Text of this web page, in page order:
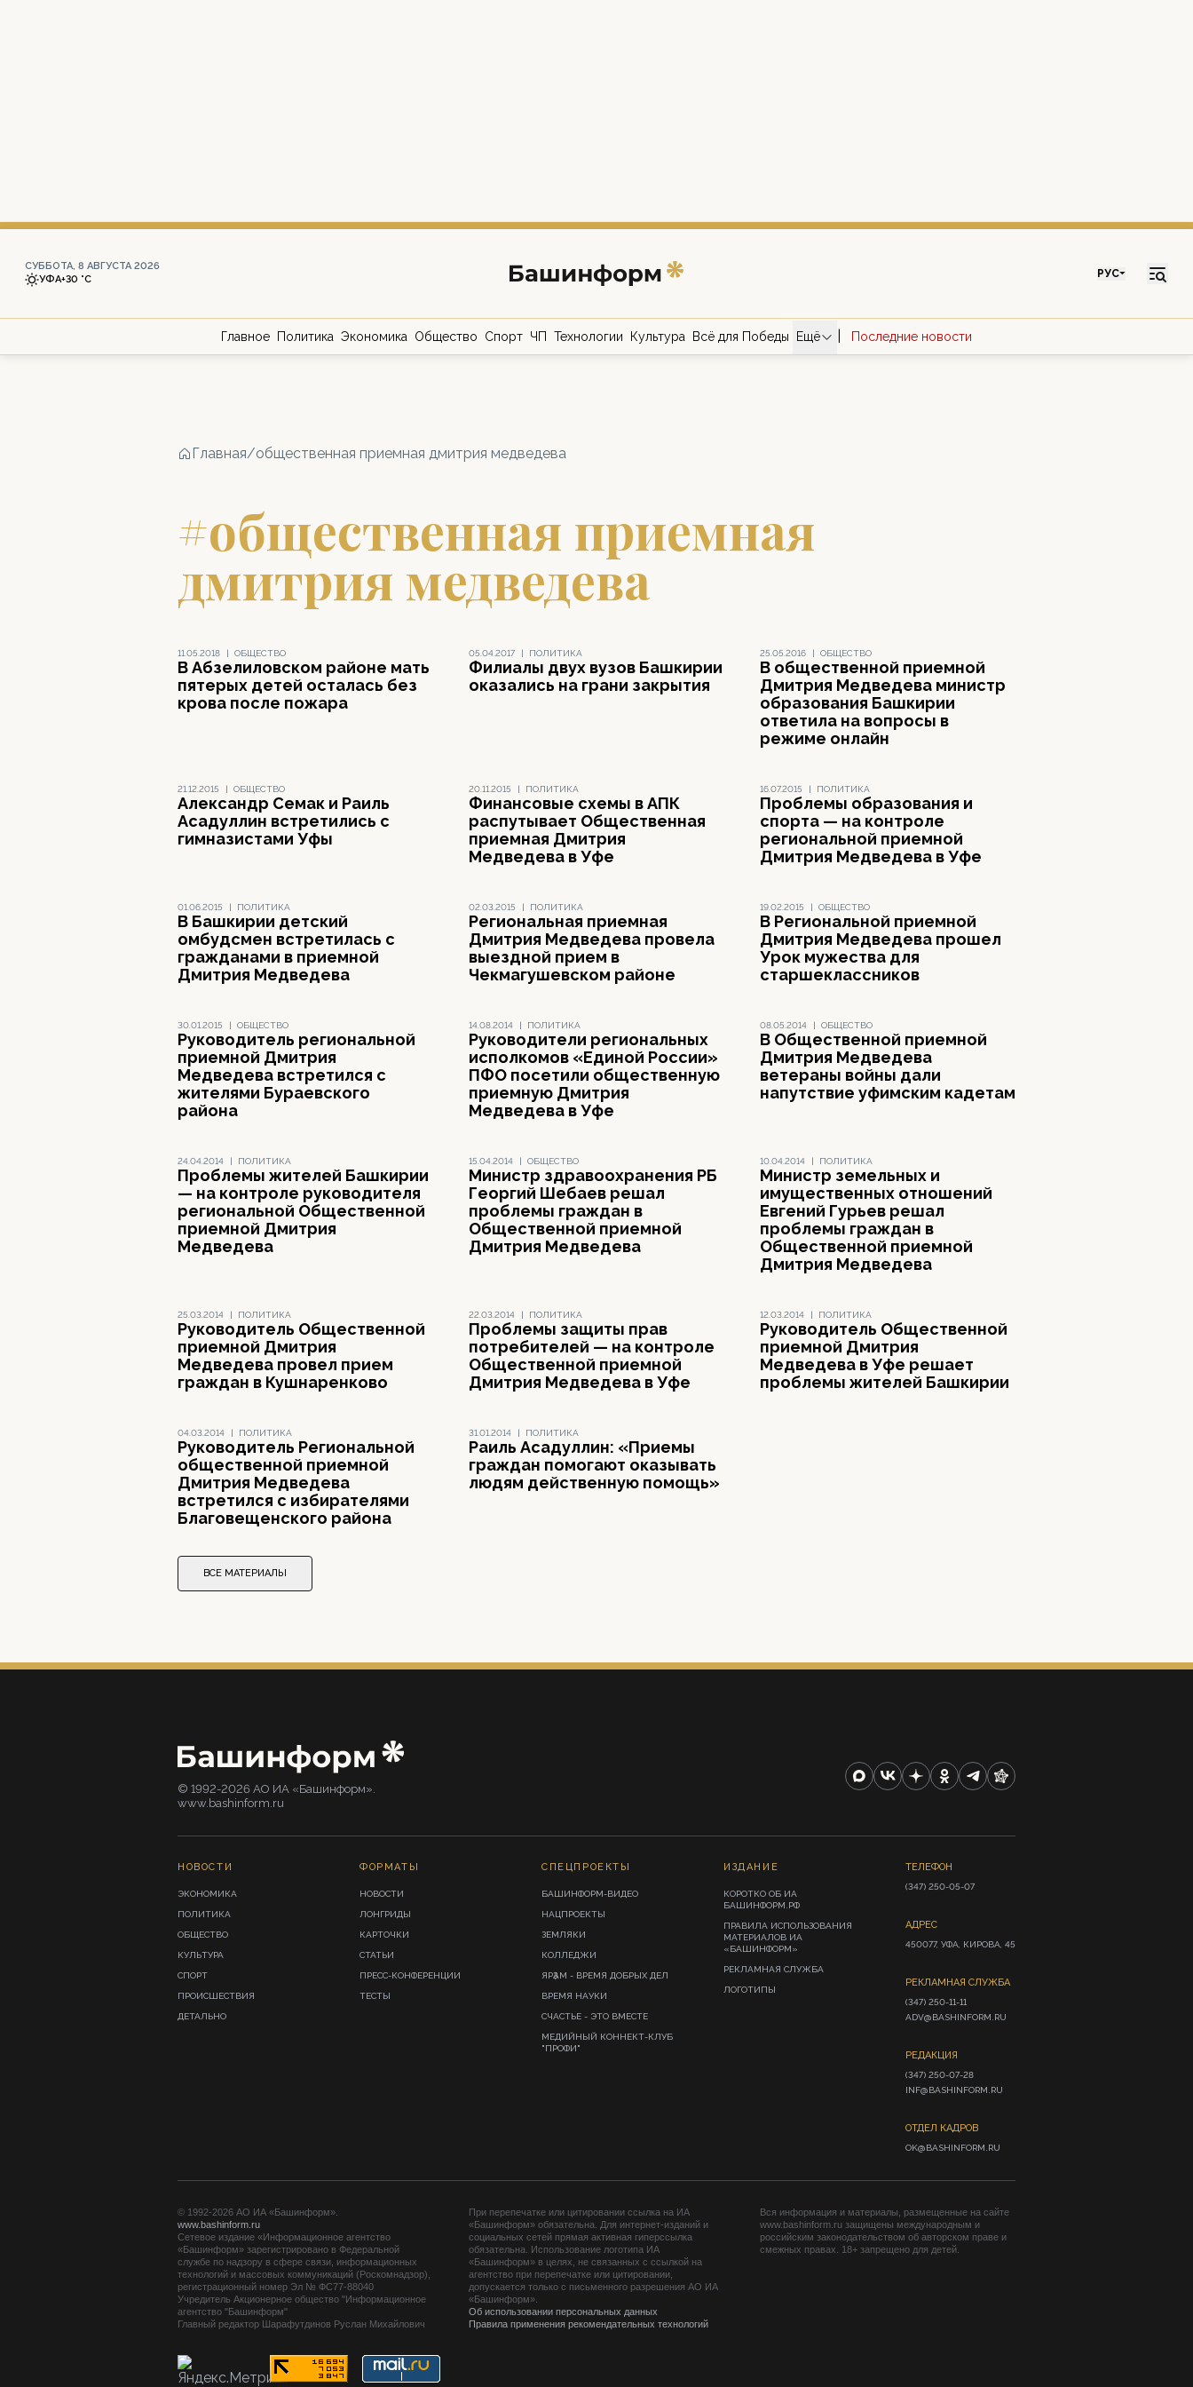
СУББОТА, 8 АВГУСТА 2026
УФА+30 °С РУС
Главное Политика Экономика Общество Спорт ЧП Технологии Культура Всё для Победы Ещё Последние новости
Главная/общественная приемная дмитрия медведева
#общественная приемная
дмитрия медведева
11.05.2018 | ОБЩЕСТВО
В Абзелиловском районе мать
пятерых детей осталась без
крова после пожара
05.04.2017 | ПОЛИТИКА
Филиалы двух вузов Башкирии
оказались на грани закрытия
25.05.2016 | ОБЩЕСТВО
В общественной приемной
Дмитрия Медведева министр
образования Башкирии
ответила на вопросы в
режиме онлайн
21.12.2015 | ОБЩЕСТВО
Александр Семак и Раиль
Асадуллин встретились с
гимназистами Уфы
20.11.2015 | ПОЛИТИКА
Финансовые схемы в АПК
распутывает Общественная
приемная Дмитрия
Медведева в Уфе
16.07.2015 | ПОЛИТИКА
Проблемы образования и
спорта — на контроле
региональной приемной
Дмитрия Медведева в Уфе
01.06.2015 | ПОЛИТИКА
В Башкирии детский
омбудсмен встретилась с
гражданами в приемной
Дмитрия Медведева
02.03.2015 | ПОЛИТИКА
Региональная приемная
Дмитрия Медведева провела
выездной прием в
Чекмагушевском районе
19.02.2015 | ОБЩЕСТВО
В Региональной приемной
Дмитрия Медведева прошел
Урок мужества для
старшеклассников
30.01.2015 | ОБЩЕСТВО
Руководитель региональной
приемной Дмитрия
Медведева встретился с
жителями Бураевского
района
14.08.2014 | ПОЛИТИКА
Руководители региональных
исполкомов «Единой России»
ПФО посетили общественную
приемную Дмитрия
Медведева в Уфе
08.05.2014 | ОБЩЕСТВО
В Общественной приемной
Дмитрия Медведева
ветераны войны дали
напутствие уфимским кадетам
24.04.2014 | ПОЛИТИКА
Проблемы жителей Башкирии
— на контроле руководителя
региональной Общественной
приемной Дмитрия
Медведева
15.04.2014 | ОБЩЕСТВО
Министр здравоохранения РБ
Георгий Шебаев решал
проблемы граждан в
Общественной приемной
Дмитрия Медведева
10.04.2014 | ПОЛИТИКА
Министр земельных и
имущественных отношений
Евгений Гурьев решал
проблемы граждан в
Общественной приемной
Дмитрия Медведева
25.03.2014 | ПОЛИТИКА
Руководитель Общественной
приемной Дмитрия
Медведева провел прием
граждан в Кушнаренково
22.03.2014 | ПОЛИТИКА
Проблемы защиты прав
потребителей — на контроле
Общественной приемной
Дмитрия Медведева в Уфе
12.03.2014 | ПОЛИТИКА
Руководитель Общественной
приемной Дмитрия
Медведева в Уфе решает
проблемы жителей Башкирии
04.03.2014 | ПОЛИТИКА
Руководитель Региональной
общественной приемной
Дмитрия Медведева
встретился с избирателями
Благовещенского района
31.01.2014 | ПОЛИТИКА
Раиль Асадуллин: «Приемы
граждан помогают оказывать
людям действенную помощь»
ВСЕ МАТЕРИАЛЫ
© 1992-2026 АО ИА «Башинформ».
www.bashinform.ru
НОВОСТИ
ЭКОНОМИКА
ПОЛИТИКА
ОБЩЕСТВО
КУЛЬТУРА
СПОРТ
ПРОИСШЕСТВИЯ
ДЕТАЛЬНО
ФОРМАТЫ
НОВОСТИ
ЛОНГРИДЫ
КАРТОЧКИ
СТАТЬИ
ПРЕСС-КОНФЕРЕНЦИИ
ТЕСТЫ
СПЕЦПРОЕКТЫ
БАШИНФОРМ-ВИДЕО
НАЦПРОЕКТЫ
ЗЕМЛЯКИ
КОЛЛЕДЖИ
ЯРҘАМ - ВРЕМЯ ДОБРЫХ ДЕЛ
ВРЕМЯ НАУКИ
СЧАСТЬЕ - ЭТО ВМЕСТЕ
МЕДИЙНЫЙ КОННЕКТ-КЛУБ
"ПРОФИ"
ИЗДАНИЕ
КОРОТКО ОБ ИА
БАШИНФОРМ.РФ
ПРАВИЛА ИСПОЛЬЗОВАНИЯ
МАТЕРИАЛОВ ИА
«БАШИНФОРМ»
РЕКЛАМНАЯ СЛУЖБА
ЛОГОТИПЫ
ТЕЛЕФОН
(347) 250-05-07
АДРЕС
450077, УФА, КИРОВА, 45
РЕКЛАМНАЯ СЛУЖБА
(347) 250-11-11
ADV@BASHINFORM.RU
РЕДАКЦИЯ
(347) 250-07-28
INF@BASHINFORM.RU
ОТДЕЛ КАДРОВ
OK@BASHINFORM.RU
© 1992-2026 АО ИА «Башинформ».
www.bashinform.ru
Сетевое издание «Информационное агентство
«Башинформ» зарегистрировано в Федеральной
службе по надзору в сфере связи, информационных
технологий и массовых коммуникаций (Роскомнадзор),
регистрационный номер Эл № ФС77-88040
Учредитель Акционерное общество "Информационное
агентство "Башинформ"
Главный редактор Шарафутдинов Руслан Михайлович
При перепечатке или цитировании ссылка на ИА
«Башинформ» обязательна. Для интернет-изданий и
социальных сетей прямая активная гиперссылка
обязательна. Использование логотипа ИА
«Башинформ» в целях, не связанных с ссылкой на
агентство при перепечатке или цитировании,
допускается только с письменного разрешения АО ИА
«Башинформ».
Об использовании персональных данных
Правила применения рекомендательных технологий
Вся информация и материалы, размещенные на сайте
www.bashinform.ru защищены международным и
российским законодательством об авторском праве и
смежных правах. 18+ запрещено для детей.